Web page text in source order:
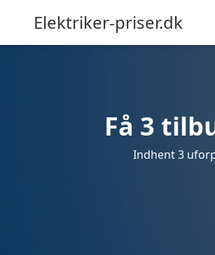
Elektriker-priser.dk
Få 3
Indhent 3